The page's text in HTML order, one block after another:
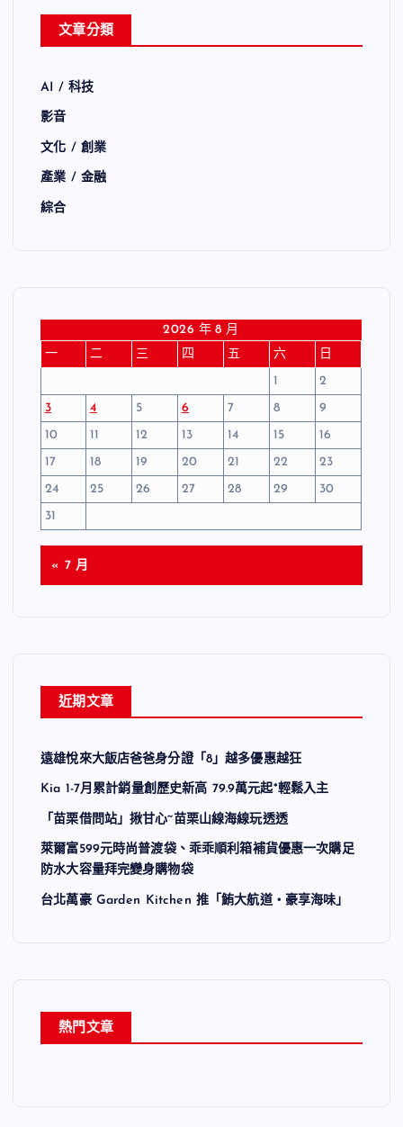
文章分類
AI / 科技
影音
文化 / 創業
產業 / 金融
綜合
2026 年 8 月
一
二 三 四 五 六
日
1
2
3
4 5 6 7 8
9
10
11 12 13 14 15
16
17
18 19 20 21 22
23
24
25 26 27 28 29
30
31
« 7 月
近期文章
遠雄悅來大飯店爸爸身分證「8」越多優惠越狂
Kia 1-7月累計銷量創歷史新高 79.9萬元起*輕鬆入主
「苗栗借問站」揪甘心~苗栗山線海線玩透透
萊爾富599元時尚普渡袋、乖乖順利箱補貨優惠一次購足
防水大容量拜完變身購物袋
台北萬豪 Garden Kitchen 推「鮪大航道・豪享海味」
熱門文章